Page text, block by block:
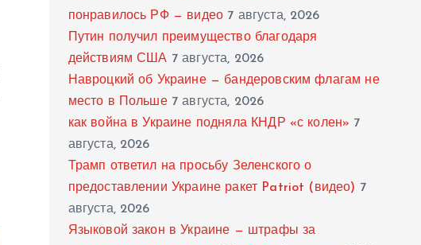
понравилось РФ — видео 7 августа, 2026
Путин получил преимущество благодаря
действиям США 7 августа, 2026
Навроцкий об Украине — бандеровским флагам не
место в Польше 7 августа, 2026
как война в Украине подняла КНДР «с колен» 7
августа, 2026
Трамп ответил на просьбу Зеленского о
предоставлении Украине ракет Patriot (видео) 7
августа, 2026
Языковой закон в Украине — штрафы за